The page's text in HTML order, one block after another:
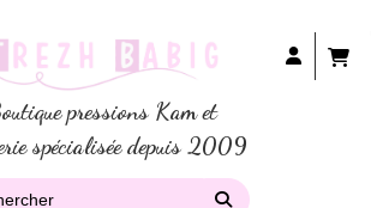
pressions Kam et
spécialisée depuis 2009